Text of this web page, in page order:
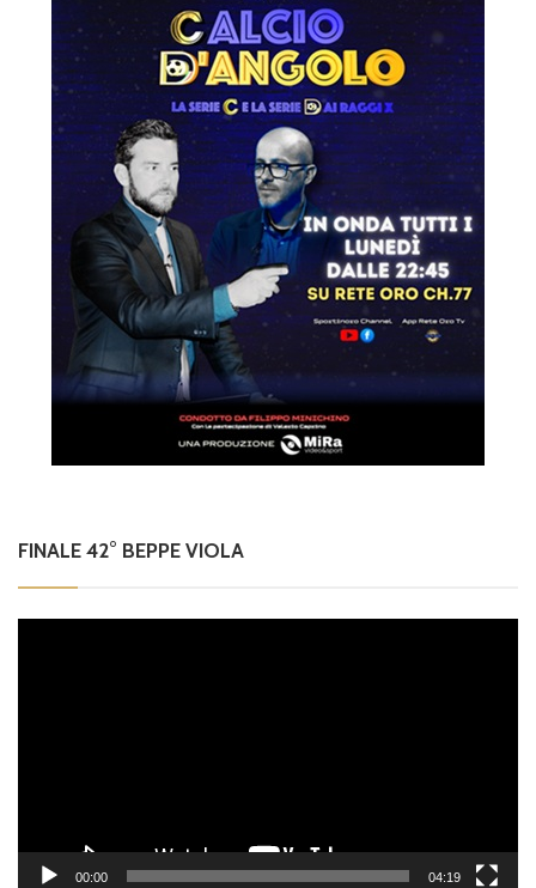
FINALE 42° BEPPE VIOLA
00:00 04:19